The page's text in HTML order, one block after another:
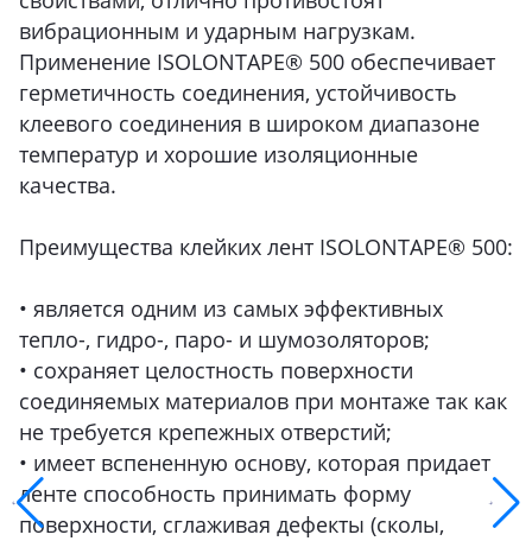
вибрационным и ударным нагрузкам.
Применение ISOLONTAPE® 500 обеспечивает
герметичность соединения, устойчивость
клеевого соединения в широком диапазоне
температур и хорошие изоляционные
качества.
Преимущества клейких лент ISOLONTAPE® 500:
• является одним из самых эффективных
тепло-, гидро-, паро- и шумозоляторов;
• сохраняет целостность поверхности
соединяемых материалов при монтаже так как
не требуется крепежных отверстий;
• имеет вспененную основу, которая придает
ленте способность принимать форму
поверхности, сглаживая дефекты (сколы,